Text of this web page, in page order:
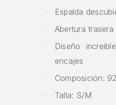
Espalda
Abertura trasera
Diseño
encajes
Composición:
Talla: S/M